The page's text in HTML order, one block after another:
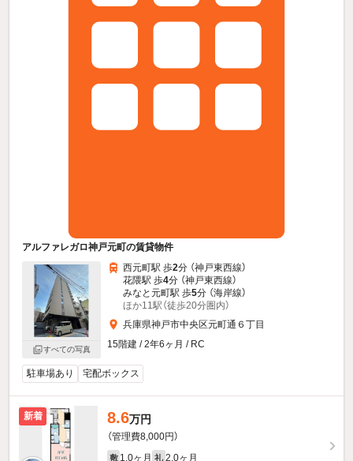
アルファレガロ神戸元町の賃貸物件
すべての写真
西元町駅 歩2分 （神戸東西線）
花隈駅 歩4分 （神戸東西線）
みなと元町駅 歩5分 （海岸線）
ほか11駅（徒歩20分圏内）
兵庫県神戸市中央区元町通６丁目
15階建 / 2年6ヶ月 / RC
駐車場あり 宅配ボックス
新着 8.6万円
（管理費8,000円）
敷 1.0ヶ月 礼 2.0ヶ月